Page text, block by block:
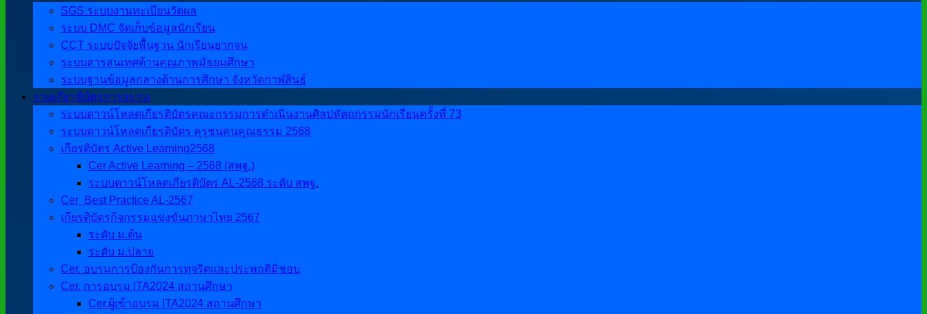
SGS ระบบงานทะเบียนวัดผล
ระบบ DMC จัดเก็บข้อมูลนักเรียน
CCT ระบบปัจจัยพื้นฐาน นักเรียนยากจน
ระบบสารสนเทศด้านคุณภาพมัธยมศึกษา
ระบบฐานข้อมูลกลางด้านการศึกษา จังหวัดกาฬสินธุ์
รวมเกียรติบัตรการอบรม
ระบบดาวน์โหลดเกียรติบัตรคณะกรรมการดำเนินงานศิลปหัตถกรรมนักเรียนครั้งที่ 73
ระบบดาวน์โหลดเกียรติบัตร คุรุชนคนคุณธรรม 2568
เกียรติบัตร Active Learning2568
Cer Active Learning – 2568 (สพฐ.)
ระบบดาวน์โหลดเกียรติบัตร AL-2568 ระดับ สพฐ.
Cer ฺ Best Practice AL-2567
เกียรติบัตรกิจกรรมแข่งขันภาษาไทย 2567
ระดับ ม.ต้น
ระดับ ม.ปลาย
Cer. อบรมการป้องกันการทุจริตและประพฤติมิชอบ
Cer. การอบรม ITA2024 สถานศึกษา
Cer.ผู้เข้าอบรม ITA2024 สถานศึกษา